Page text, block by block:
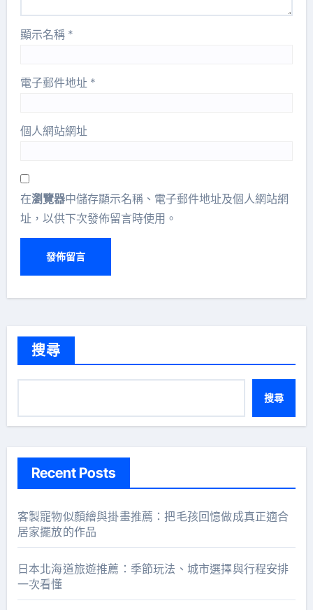
顯示名稱 *
電子郵件地址 *
個人網站網址
在瀏覽器中儲存顯示名稱、電子郵件地址及個人網站網
址，以供下次發佈留言時使用。
搜尋
搜尋
Recent Posts
客製寵物似顏繪與掛畫推薦：把毛孩回憶做成真正適合
居家擺放的作品
日本北海道旅遊推薦：季節玩法、城市選擇與行程安排
一次看懂